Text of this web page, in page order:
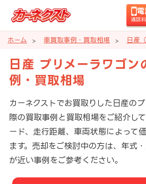
通話
ホーム 車買取事例・買取相場 日産
日産 プリメーラワゴン
例・買取相場
カーネクストでお買取りした日産の
際の買取事例と買取相場をご紹介し
ード、走行距離、車両状態によって
ます。売却をご検討中の方は、年式
が近い事例をご参考ください。